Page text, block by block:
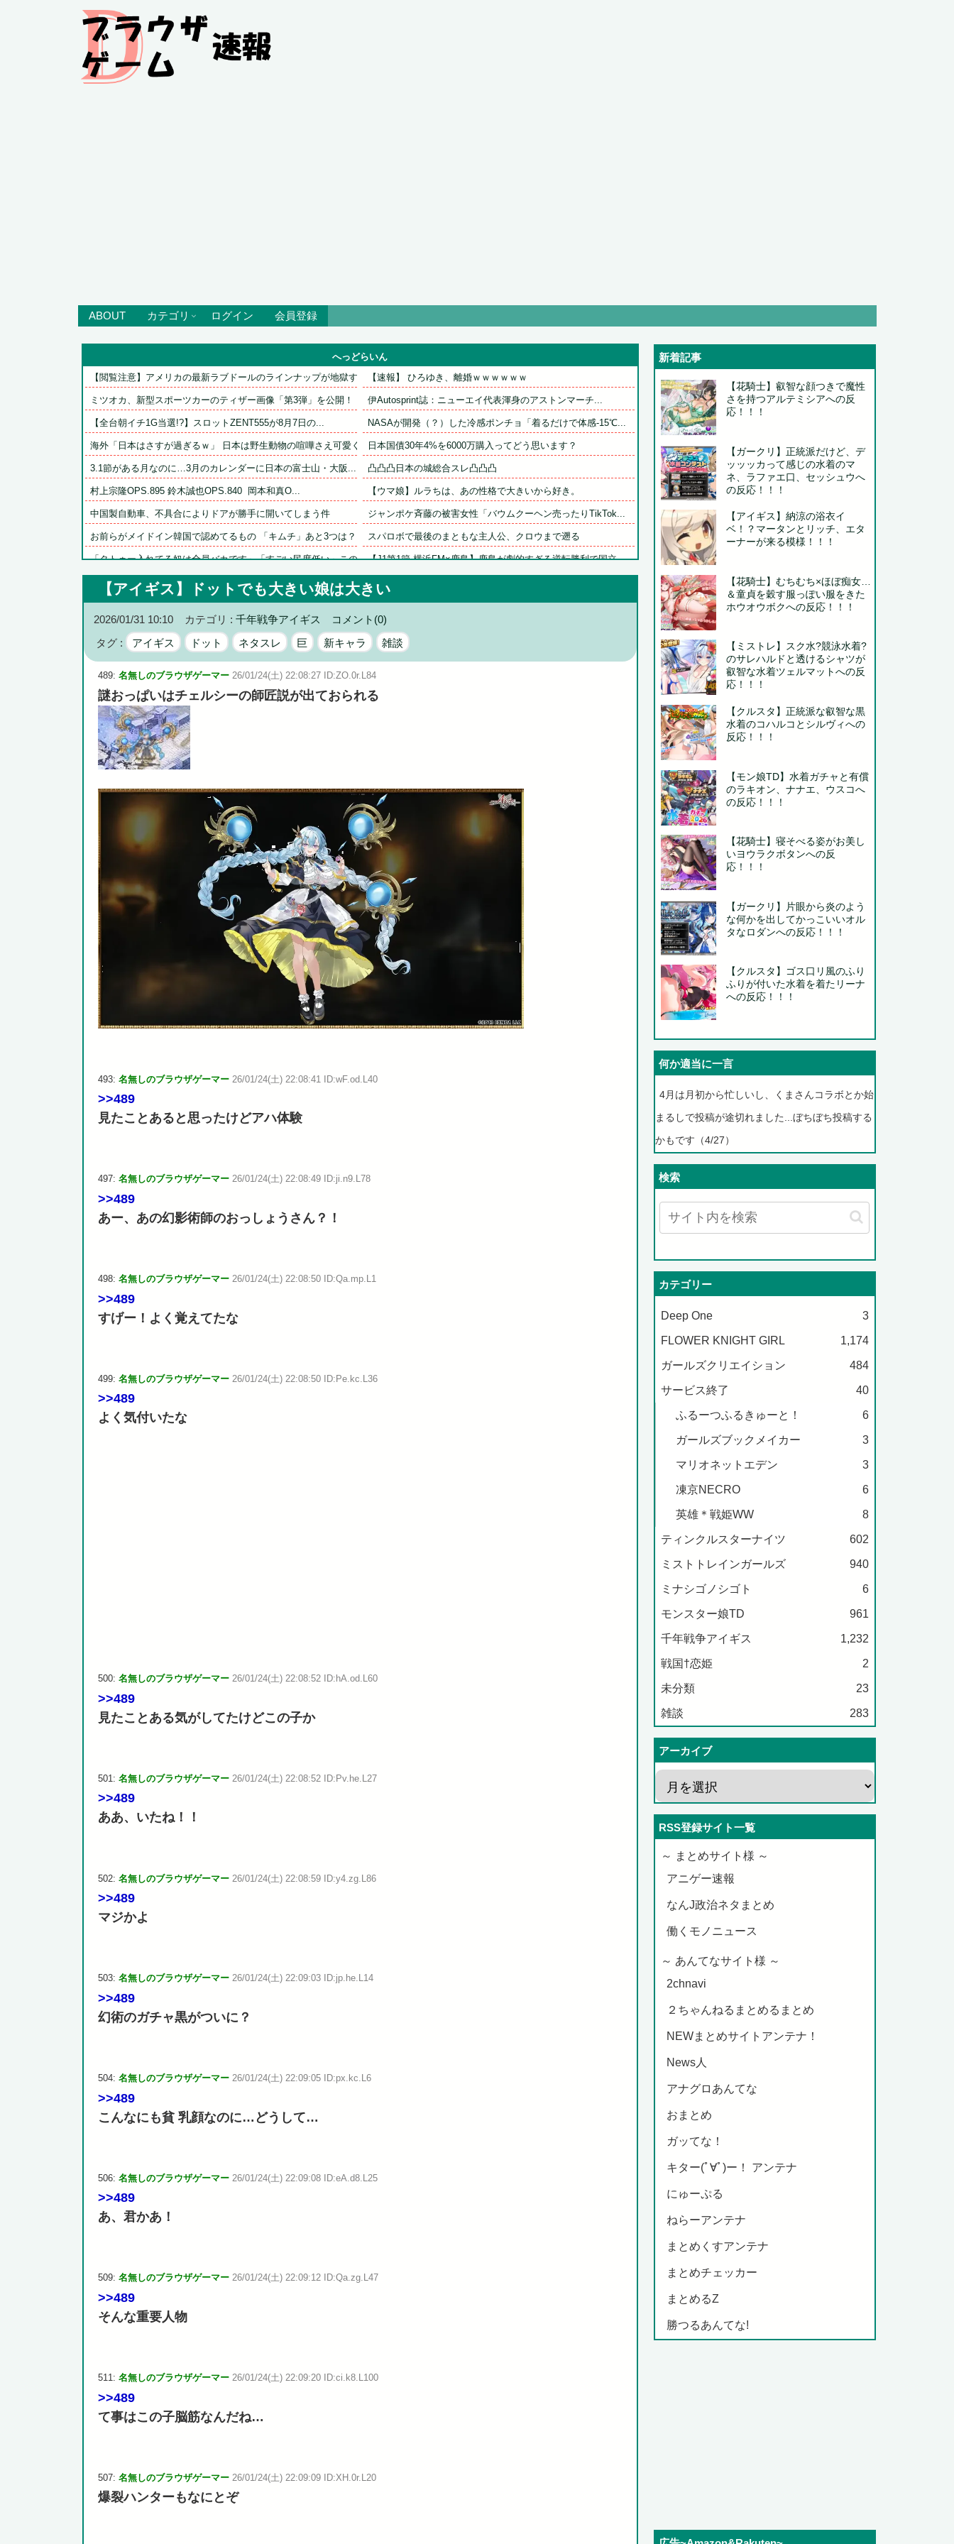
ABOUT カテゴリ ログイン 会員登録
へっどらいん
【閲覧注意】アメリカの最新ラブドールのラインナップが地獄すぎ...
ミツオカ、新型スポーツカーのティザー画像「第3弾」を公開！
【全台朝イチ1G当選!?】スロットZENT555が8月7日の...
海外「日本はさすが過ぎるｗ」 日本は野生動物の喧嘩さえ可愛く...
3.1節がある月なのに…3月のカレンダーに日本の富士山・大阪...
村上宗隆OPS.895 鈴木誠也OPS.840  岡本和真O...
中国製自動車、不具合によりドアが勝手に開いてしまう件
お前らがメイドイン韓国で認めてるもの 「キムチ」あと3つは？
「タトゥー入れてる奴は全員バカです」「すごい民度低い」この道...
【悲報】浜口氏「『FF7 リバース』の大量コンテンツで疲れ、...
『ソニーが嫌い』←まあわかる『ソニー信者が嫌い』←まあわかる...
【悲報】ショートスリーパー堀大輔さん、誹謗中傷コメントが1万...
首相官邸、"映え"を意識した高市首相熊本訪問の感動BGM付き...
Powered by livedoor 相互RSS
【速報】 ひろゆき、離婚ｗｗｗｗｗｗ
伊Autosprint誌：ニューエイ代表渾身のアストンマーチ...
NASAが開発（？）した冷感ポンチョ「着るだけで体感-15℃...
日本国債30年4%を6000万購入ってどう思います？
凸凸凸日本の城総合スレ凸凸凸
【ウマ娘】ルラちは、あの性格で大きいから好き。
ジャンポケ斉藤の被害女性「バウムクーヘン売ったりTikTok...
スパロボで最後のまともな主人公、クロウまで遡る
【J1第1節 横浜FM×鹿島】鹿島が劇的すぎる逆転勝利で国立...
予定日10日過ぎて帝王切開したら、病院のおばちゃんに『楽でい...
【動画】移民受け入れ派のパヨおば、自分の家に来られたら全力で...
Powered by livedoor 相互RSS
【アイギス】ドットでも大きい娘は大きい
2026/01/31 10:10 カテゴリ : 千年戦争アイギス
コメント(0)
タグ :
アイギス ドット ネタスレ 巨 新キャラ 雑談
489: 名無しのブラウザゲーマー 26/01/24(土) 22:08:27 ID:ZO.0r.L84
謎おっぱいはチェルシーの師匠説が出ておられる
493: 名無しのブラウザゲーマー 26/01/24(土) 22:08:41 ID:wF.od.L40
>>489
見たことあると思ったけどアハ体験
497: 名無しのブラウザゲーマー 26/01/24(土) 22:08:49 ID:ji.n9.L78
>>489
あー、あの幻影術師のおっしょうさん？！
498: 名無しのブラウザゲーマー 26/01/24(土) 22:08:50 ID:Qa.mp.L1
>>489
すげー！よく覚えてたな
499: 名無しのブラウザゲーマー 26/01/24(土) 22:08:50 ID:Pe.kc.L36
>>489
よく気付いたな
500: 名無しのブラウザゲーマー 26/01/24(土) 22:08:52 ID:hA.od.L60
>>489
見たことある気がしてたけどこの子か
501: 名無しのブラウザゲーマー 26/01/24(土) 22:08:52 ID:Pv.he.L27
>>489
ああ、いたね！！
502: 名無しのブラウザゲーマー 26/01/24(土) 22:08:59 ID:y4.zg.L86
>>489
マジかよ
503: 名無しのブラウザゲーマー 26/01/24(土) 22:09:03 ID:jp.he.L14
>>489
幻術のガチャ黒がついに？
504: 名無しのブラウザゲーマー 26/01/24(土) 22:09:05 ID:px.kc.L6
>>489
こんなにも貧 乳顔なのに…どうして…
506: 名無しのブラウザゲーマー 26/01/24(土) 22:09:08 ID:eA.d8.L25
>>489
あ、君かあ！
509: 名無しのブラウザゲーマー 26/01/24(土) 22:09:12 ID:Qa.zg.L47
>>489
そんな重要人物
511: 名無しのブラウザゲーマー 26/01/24(土) 22:09:20 ID:ci.k8.L100
>>489
て事はこの子脳筋なんだね…
507: 名無しのブラウザゲーマー 26/01/24(土) 22:09:09 ID:XH.0r.L20
爆裂ハンターもなにとぞ
新着記事
【花騎士】叡智な顔つきで魔性
さを持つアルテミシアへの反
応！！！
【ガークリ】正統派だけど、デ
ッッッカって感じの水着のマ
ネ、ラファエ口、セッシュウへ
の反応！！！
【アイギス】納涼の浴衣イ
ベ！？マータンとリッチ、エタ
ーナーが来る模様！！！
【花騎士】むちむち×ほぼ痴女…
＆童貞を穀す服っぽい服をきた
ホウオウボクへの反応！！！
【ミストレ】スク水?競泳水着?
のサレハルドと透けるシャツが
叡智な水着ツェルマットへの反
応！！！
【クルスタ】正統派な叡智な黒
水着のコハルコとシルヴィへの
反応！！！
【モン娘TD】水着ガチャと有償
のラキオン、ナナエ、ウスコへ
の反応！！！
【花騎士】寝そべる姿がお美し
いヨウラクボタンへの反
応！！！
【ガークリ】片眼から炎のよう
な何かを出してかっこいいオル
タなロダンへの反応！！！
【クルスタ】ゴス口リ風のふり
ふりが付いた水着を着たリーナ
への反応！！！
何か適当に一言
4月は月初から忙しいし、くまさんコラボとか始
まるしで投稿が途切れました...ぼちぼち投稿する
かもです（4/27）
検索
カテゴリー
Deep One 3
FLOWER KNIGHT GIRL 1,174
ガールズクリエイション 484
サービス終了 40
ふるーつふるきゅーと！ 6
ガールズブックメイカー 3
マリオネットエデン 3
凍京NECRO 6
英雄＊戦姫WW 8
ティンクルスターナイツ 602
ミストトレインガールズ 940
ミナシゴノシゴト 6
モンスター娘TD 961
千年戦争アイギス 1,232
戦国†恋姫 2
未分類 23
雑談 283
アーカイブ
RSS登録サイト一覧
～ まとめサイト様 ～
アニゲー速報
なんJ政治ネタまとめ
働くモノニュース
～ あんてなサイト様 ～
2chnavi
２ちゃんねるまとめるまとめ
NEWまとめサイトアンテナ！
News人
アナグロあんてな
おまとめ
ガッてな！
キター(ﾟ∀ﾟ)ー！ アンテナ
にゅーぷる
ねらーアンテナ
まとめくすアンテナ
まとめチェッカー
まとめるZ
勝つるあんてな!